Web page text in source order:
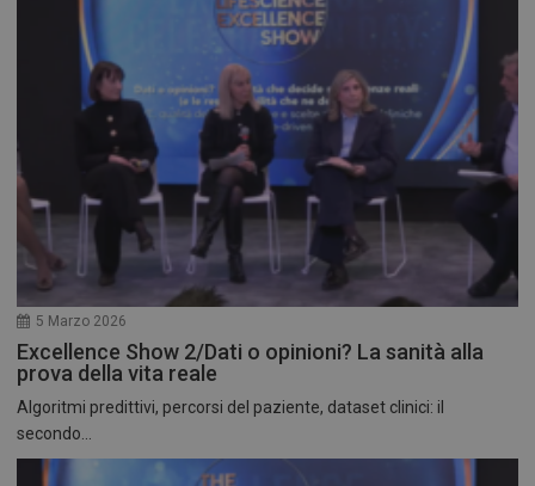
5 Marzo 2026
Excellence Show 2/Dati o opinioni? La sanità alla
prova della vita reale
Algoritmi predittivi, percorsi del paziente, dataset clinici: il
secondo...